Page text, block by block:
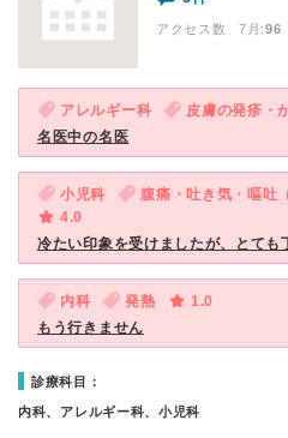
アクセス数 7月:96
アレルギー科 皮膚の発疹・
名医中の名医
小児科
腹痛・吐き気・嘔吐
4.0
冷たい印象を受けましたが、とても
内科 発熱
1.0
もう行きません
診療科目：
内科、アレルギー科、小児科